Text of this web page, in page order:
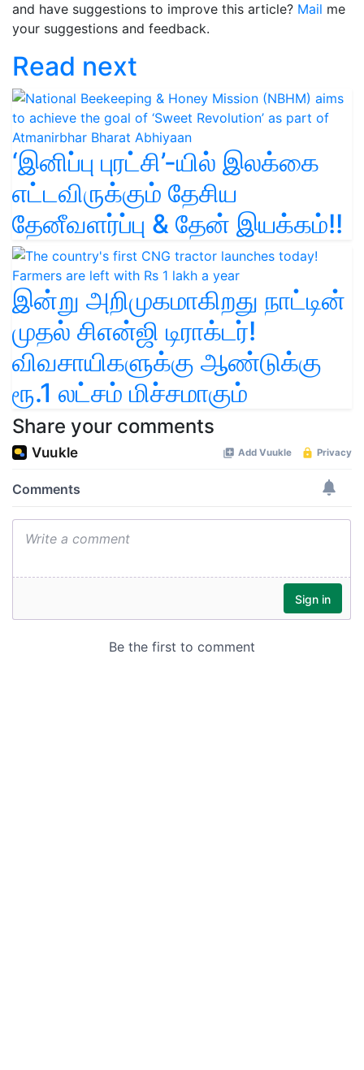
and have suggestions to improve this article? Mail me
your suggestions and feedback.
Read next
‘இனிப்பு புரட்சி’-யில் இலக்கை
எட்டவிருக்கும் தேசிய
தேனீவளர்ப்பு & தேன் இயக்கம்!!
இன்று அறிமுகமாகிறது நாட்டின்
முதல் சிஎன்ஜி டிராக்டர்!
விவசாயிகளுக்கு ஆண்டுக்கு
ரூ.1 லட்சம் மிச்சமாகும்
Share your comments